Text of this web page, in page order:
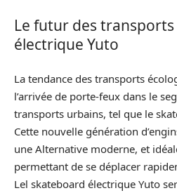
Le futur des
électrique Yuto
La tendance des transports
l’arrivée de porte-feux dans le
transports urbains, tel que le
Cette nouvelle génération
une Alternative moderne, et
permettant de se déplacer
Lel skateboard électrique Yuto